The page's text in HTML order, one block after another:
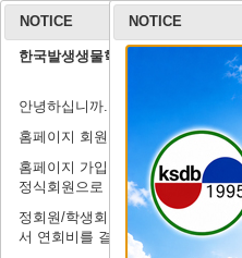
NOTICE
한국발생생물학회 홈페이지 회원
안녕하십니까.
홈페이지 회원가입 관련하여 안내
홈페이지 가입은 정식회원이 되기
정식회원으로 인정받으실 수 있습니
정회원/학생회원이 되기 위해서는
서 연회비를 결제해주시기를 부탁
NOTICE